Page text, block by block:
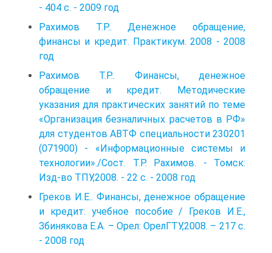
- 404 с. - 2009 год
Рахимов Т.Р.. Денежное обращение,
финансы и кредит. Практикум. 2008 - 2008
год
Рахимов Т.Р.. Финансы, денежное
обращение и кредит. Методические
указания для практических занятий по теме
«Организация безналичных расчетов в РФ»
для студентов АВТФ специальности 230201
(071900) - «Информационные системы и
технологии»./Сост. Т.Р. Рахимов. - Томск:
Изд-во ТПУ,2008. - 22 с. - 2008 год
Греков И.Е.. Финансы, денежное обращение
и кредит: учебное пособие / Греков И.Е.,
Збинякова Е.А. – Орел: ОрелГТУ,2008. – 217 с.
- 2008 год